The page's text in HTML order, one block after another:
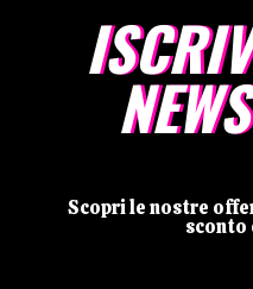
Scopri le nostre
sconto